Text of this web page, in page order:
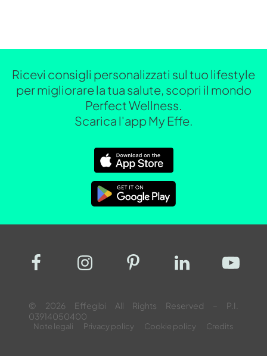
Ricevi consigli personalizzati sul tuo lifestyle
per migliorare la tua salute, scopri il mondo
Perfect Wellness.
Scarica l'app My Effe.
© 2026 Effegibi All Rights Reserved – P.I.
03914050400
Note legali Privacy policy Cookie policy Credits